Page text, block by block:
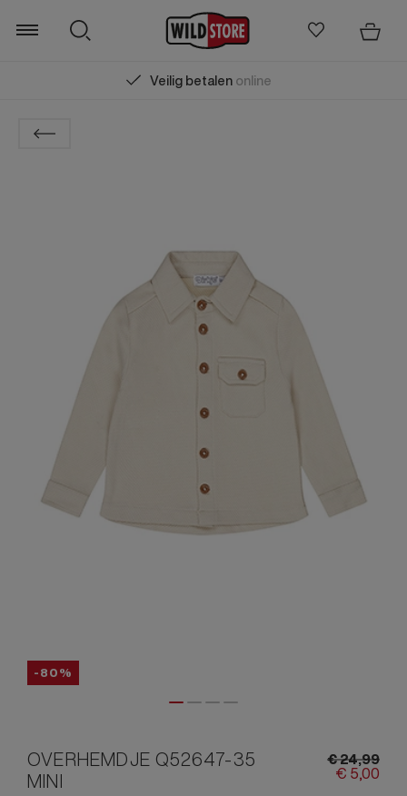
Gratis verzendingvanaf € 75,00 (m.u.v. Sale)
Zoeken
-80%
OVERHEMDJE Q52647-35
MINI
€24,99
€ 5,00